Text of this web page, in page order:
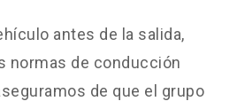
antes de la salida,
normas de conducción
de que el grupo